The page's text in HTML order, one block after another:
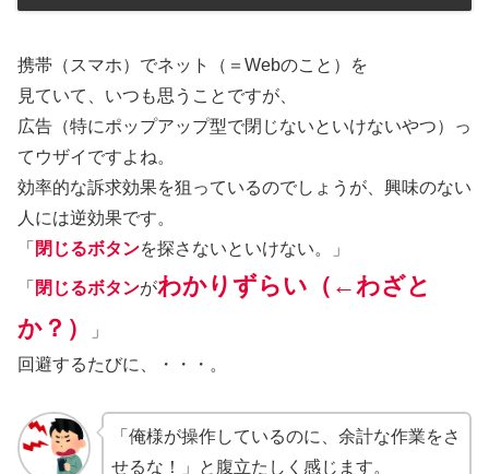
携帯（スマホ）でネット（＝Webのこと）を
見ていて、いつも思うことですが、
広告（特にポップアップ型で閉じないといけないやつ）っ
てウザイですよね。
効率的な訴求効果を狙っているのでしょうが、興味のない
人には逆効果です。
「 閉じるボタンを探さないといけない。」
「 閉じるボタンがわかりずらい（←わざと
か？）
」
回避するたびに、・・・。
「俺様が操作しているのに、余計な作業をさ
せるな！」と腹立たしく感じます。